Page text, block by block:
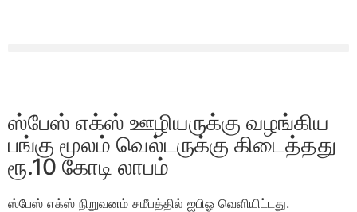
ஸ்பேஸ் எக்ஸ் ஊழியருக்கு வழங்கிய
பங்கு மூலம் வெல்டருக்கு கிடைத்தது
ரூ.10 கோடி லாபம்
ஸ்பேஸ் எக்ஸ் நிறு​வனம் சமீபத்தில் ஐபிஓ வெளியிட்டது.